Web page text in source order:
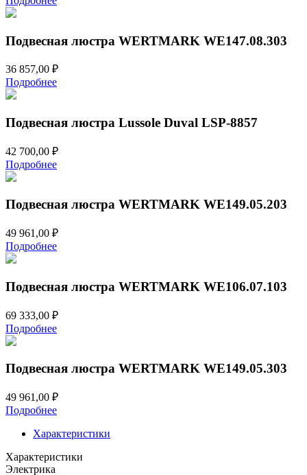
Подвесная люстра WERTMARK WE147.08.303
36 857,00 ₽
Подробнее
Подвесная люстра Lussole Duval LSP-8857
42 700,00 ₽
Подробнее
Подвесная люстра WERTMARK WE149.05.203
49 961,00 ₽
Подробнее
Подвесная люстра WERTMARK WE106.07.103
69 333,00 ₽
Подробнее
Подвесная люстра WERTMARK WE149.05.303
49 961,00 ₽
Подробнее
Характеристики
Характеристики
Электрика